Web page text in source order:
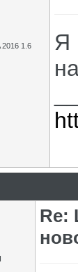
2016 1.6
Я
Re: